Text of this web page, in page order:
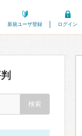
新規ユーザ登録 ログイン